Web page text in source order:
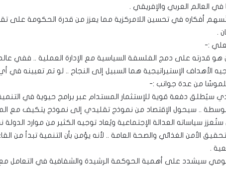
في العالم العربي والإفريقي .
أفكاره في تحسين اللامركزية مما يعزز من قدرة الحكومة على
.
هو قدرته على دمج الفلسفة السياسية مع الإدارة العملية .. ففي
الأهداف الإستيراتيجية هما السبيل إلى النجاح .. لو تم تعيينه في أي
من عدة جوانب :-
سيُطلق دفعة قوية للإستثمار المستدام عبر برامج حيوية في
.. سيحول الإقتصاد من نموذج تقليدي إلى نموذج يتكيف مع
سياساته العدالة الإجتماعية ويُعاد توجيه الكثير من موارد الدولة
الأمن الغذائي والصحة العامة .. لأنه يؤمن بأن التنمية تبدأ من
.
سيشدد على أهمية الحوكمة الرشيدة والشفافية في التعامل مع